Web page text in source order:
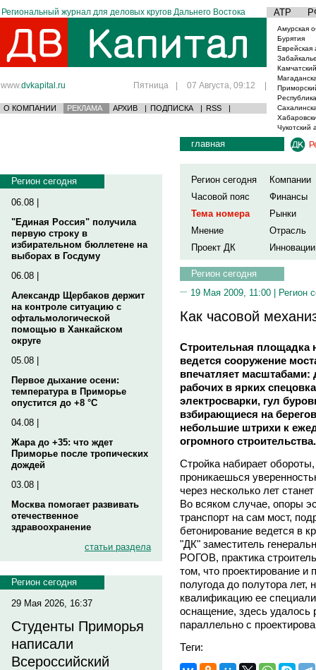
Региональный журнал для деловых кругов Дальнего Востока АТР
www.dvkapital.ru Пятница | 07 Августа, 09:12 |
О КОМПАНИИ РЕКЛАМА АРХИВ | ПОДПИСКА | RSS |
Амурская
Бурятия
Еврейская
Чукотский
Регион сегодня
06.08 |
"Единая Россия" получила
первую строку в
избирательном бюллетене на
выборах в Госдуму
06.08 |
Александр Щербаков держит
на контроле ситуацию с
офтальмологической
помощью в Ханкайском
округе
05.08 |
Первое дыхание осени:
температура в Приморье
опустится до +8 °C
04.08 |
Жара до +35: что ждет
Приморье после тропических
дождей
03.08 |
Москва помогает развивать
отечественное
здравоохранение
статьи раздела
Регион сегодня
29 Мая 2026, 16:37
Студенты Приморья
написали
Всероссийский
главная
Регион сегодня
Компании
Часовой пояс
Финансы
Тема номера
Рынки
Мнение
Отрасль
Проект ДК
Инновации
Регион сегодня
19 Мая 2009, 11:00 | Регион
Как часовой
Строительная площадка
ведется сооружение
впечатляет масштабами:
рабочих в ярких
электросварки, гул
взбирающиеся на
небольшие штрихи к
огромного строительства.
Стройка набирает
проникаешься
через несколько лет
Во всяком случае, опоры
транспорт на сам мост,
бетонирование ведется в
"ДК" заместитель
РОГОВ, практика
том, что проектирование и
полугода до полутора
квалификацию ее
оснащение, здесь удалось
параллельно с
Теги: